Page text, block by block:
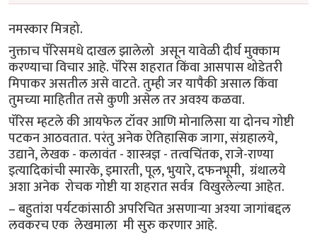
नमस्कार मित्रहो.
नुक्ताच पॅरिसमधे दाखल झालेलो असून यावेळी दीर्घ मुक्काम
करण्याचा विचार आहे. पॅरिस शहरात किंवा आसपास थोडेतरी
मिपाकर असतील असे वाटते. तुम्ही जर यापैकी असाल किंवा
तुमच्या माहितीत तसे कुणी असेल तर अवश्य कळवा.
पॅरिस म्हटले की आयफेल टॉवर आणि मोनालिसा या दोनच गोष्टी
पटकन आठवतात. परंतु अनेक ऐतिहासिक जागा, संग्रहालये,
उद्याने, लेखक - कलावंत - शास्त्रज्ञ - तत्वचिंतक, राजे-राण्या
इत्यादिकांची स्मारके, इमारती, पूल, भुयारे, दफनभूमी, ग्रंथालये
अशा अनेक रोचक गोष्टी या शहरात सर्वत्र विखुरलेल्या आहेत.
– बहुतांश पर्यटकांसाठी अपरिचित असणाऱ्या अश्या जागांबद्दल
लवकरच एक लेखमाला मी सुरु करणार आहे.